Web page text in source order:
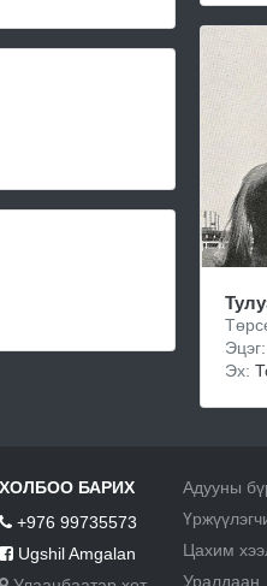
Эцэг:
Эх:
ХОЛБОО БАРИХ
+976 99735573
Ugshil Amgalan
Адууны
Цахим
Уралдаан